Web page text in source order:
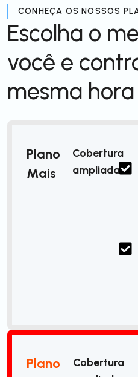
CONHEÇA OS NOSSOS
Escolha o
você e
mesma hora
Plano
Mais
Cobertura
ampliada
Plano
Cobertura